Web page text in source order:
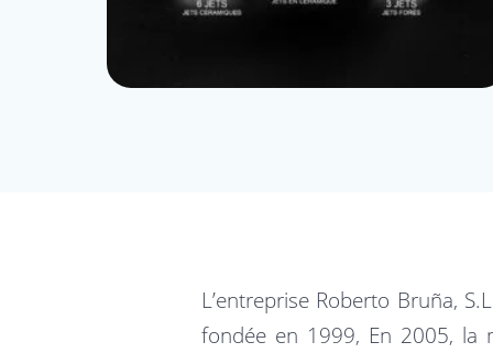
L’entreprise Roberto Bruña,
fondée en 1999, En 2005, la